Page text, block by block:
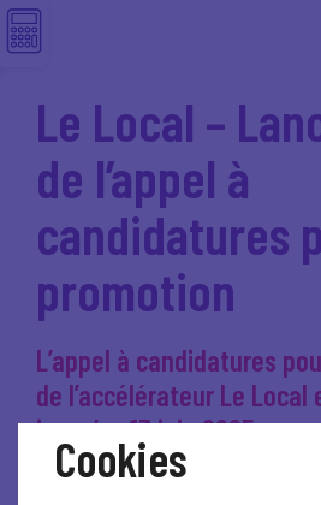
Le Local –
de l’appel à
candidatures
promotion
L’appel à candidatures
de l’accélérateur Le Local
jusqu’au 13 juin 2025.
Cookies